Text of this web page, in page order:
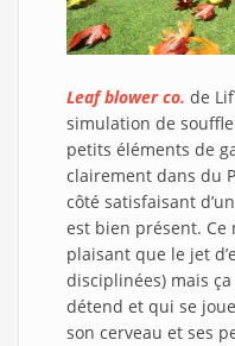
Leaf blower co. de
simulation de
petits éléments de
clairement dans du
côté satisfaisant
est bien présent. Ce
plaisant que le jet
disciplinées) mais
détend et qui se
son cerveau et ses